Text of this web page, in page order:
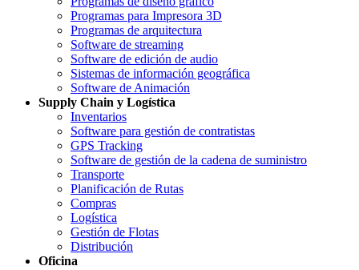
Programas para Impresora 3D
Programas de arquitectura
Software de streaming
Software de edición de audio
Sistemas de información geográfica
Software de Animación
Supply Chain y Logística
Inventarios
Software para gestión de contratistas
GPS Tracking
Software de gestión de la cadena de suministro
Transporte
Planificación de Rutas
Compras
Logística
Gestión de Flotas
Distribución
Oficina